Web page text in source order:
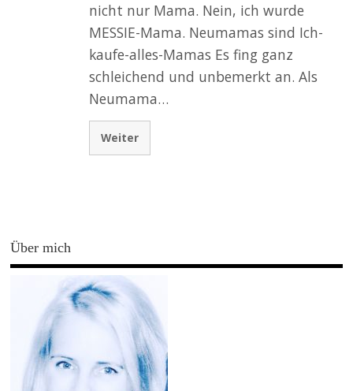
nicht nur Mama. Nein, ich wurde
MESSIE-Mama. Neumamas sind Ich-
kaufe-alles-Mamas Es fing ganz
schleichend und unbemerkt an. Als
Neumama…
Weiter
Über mich